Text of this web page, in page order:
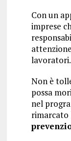
Con un
imprese
lavoratori.
Non è
possa
nel
rimarcato